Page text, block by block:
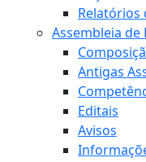
Relatórios
Assembleia de
Antigas
Editais
Avisos